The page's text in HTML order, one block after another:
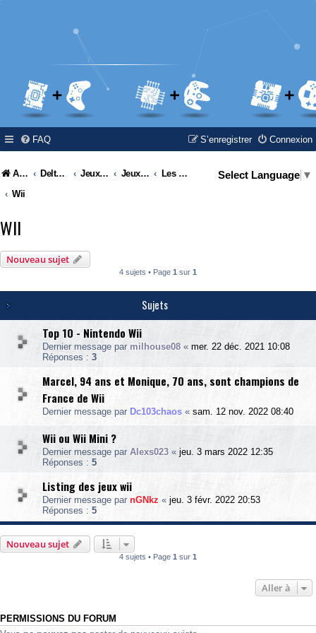
FAQ Connexion
S’enregistrer
Accueil Delta Island Jeux Video Jeux Vidéo & Retrogaming
Les consoles Nintendo
Wii
Select Language ▼
WII
Nouveau sujet
4 sujets • Page 1 sur 1
Sujets
Top 10 - Nintendo Wii
Dernier message par milhouse08 « mer. 22 déc. 2021 10:08
Réponses : 3
Marcel, 94 ans et Monique, 70 ans, sont champions de
France de Wii
Dernier message par Dc103chaos « sam. 12 nov. 2022 08:40
Wii ou Wii Mini ?
Dernier message par Alexs023 « jeu. 3 mars 2022 12:35
Réponses : 5
Listing des jeux wii
Dernier message par nGNkz « jeu. 3 févr. 2022 20:53
Réponses : 5
Nouveau sujet
4 sujets • Page 1 sur 1
Aller à
PERMISSIONS DU FORUM